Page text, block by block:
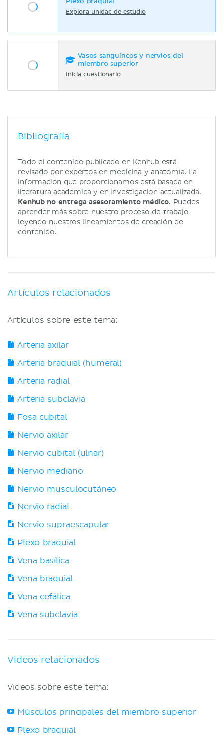
Plexo braquial
Explora unidad de estudio
Vasos sanguíneos y nervios del
miembro superior
Inicia cuestionario
Bibliografía
Todo el contenido publicado en Kenhub está
revisado por expertos en medicina y anatomía. La
información que proporcionamos está basada en
literatura académica y en investigación actualizada.
Kenhub no entrega asesoramiento médico. Puedes
aprender más sobre nuestro proceso de trabajo
leyendo nuestros lineamientos de creación de
contenido.
Artículos relacionados
Artículos sobre este tema:
Arteria axilar
Arteria braquial (humeral)
Arteria radial
Arteria subclavia
Fosa cubital
Nervio axilar
Nervio cubital (ulnar)
Nervio mediano
Nervio musculocutáneo
Nervio radial
Nervio supraescapular
Plexo braquial
Vena basílica
Vena braquial
Vena cefálica
Vena subclavia
Videos relacionados
Videos sobre este tema:
Músculos principales del miembro superior
Plexo braquial